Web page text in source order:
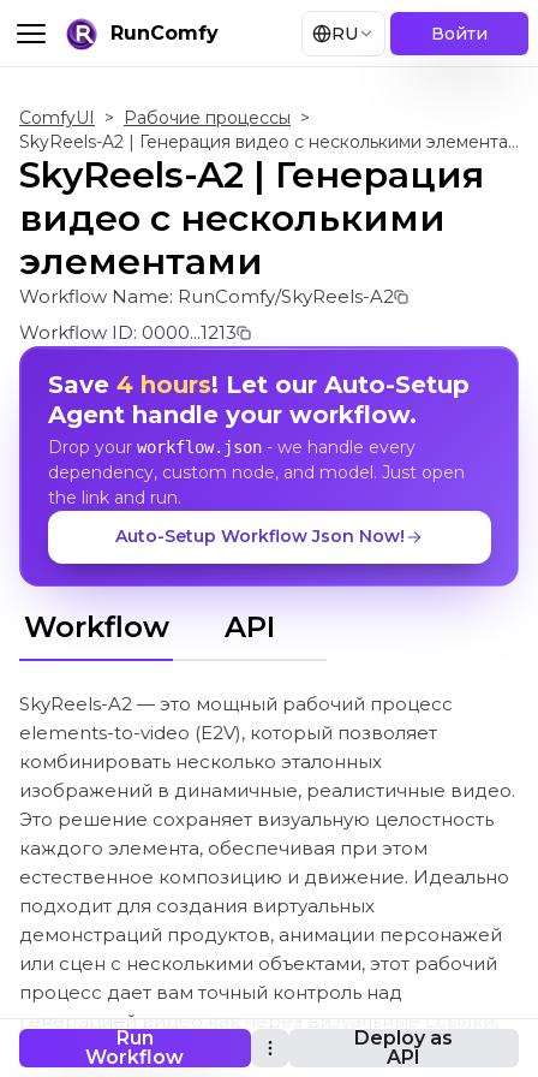
RunComfy RU Войти
Run
Workflow
Deploy as
API
ComfyUI > Рабочие процессы >
SkyReels-A2 | Генерация видео с несколькими элементами
SkyReels-A2 | Генерация
видео с несколькими
элементами
Workflow Name: RunComfy/SkyReels-A2
Workflow ID: 0000...1213
Save 4 hours! Let our Auto-Setup
Agent handle your workflow.
Drop your workflow.json- we handle every
dependency, custom node, and model. Just open
the link and run.
Auto-Setup Workflow Json Now!
Workflow API
SkyReels-A2 — это мощный рабочий процесс
elements-to-video (E2V), который позволяет
комбинировать несколько эталонных
изображений в динамичные, реалистичные видео.
Это решение сохраняет визуальную целостность
каждого элемента, обеспечивая при этом
естественное композицию и движение. Идеально
подходит для создания виртуальных
демонстраций продуктов, анимации персонажей
или сцен с несколькими объектами, этот рабочий
процесс дает вам точный контроль над
генерацией видео как через визуальные ссылки,
так и через текстовые подсказки.